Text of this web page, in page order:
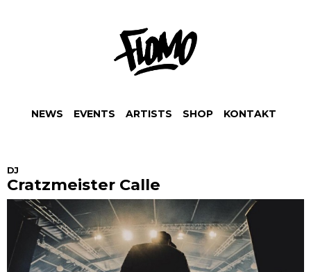
NEWS EVENTS ARTISTS SHOP KONTAKT
DJ
Cratzmeister Calle